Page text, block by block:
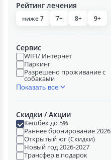
Рейтинг лечения
ниже 7 7+ 8+ 9+
Сервис
WIFI/ Интернет
Паркинг
Разрешено проживание с
собаками
Показать все
Скидки / Акции
Кешбек до 5%
Раннее бронирование 2026
Открытый юг (Скидки)
Новый год 2026-2027
Трансфер в подарок